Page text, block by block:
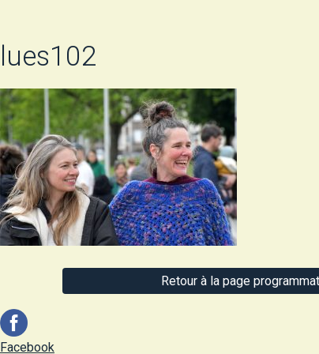
lues102
Retour à la page
Facebook